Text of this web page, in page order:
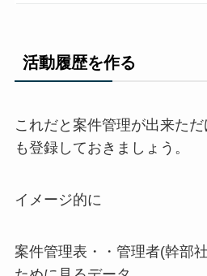
活動履歴を作る
これだと案件管理が出来た
も登録しておきましょう。
イメージ的に
案件管理表・・管理者(幹部